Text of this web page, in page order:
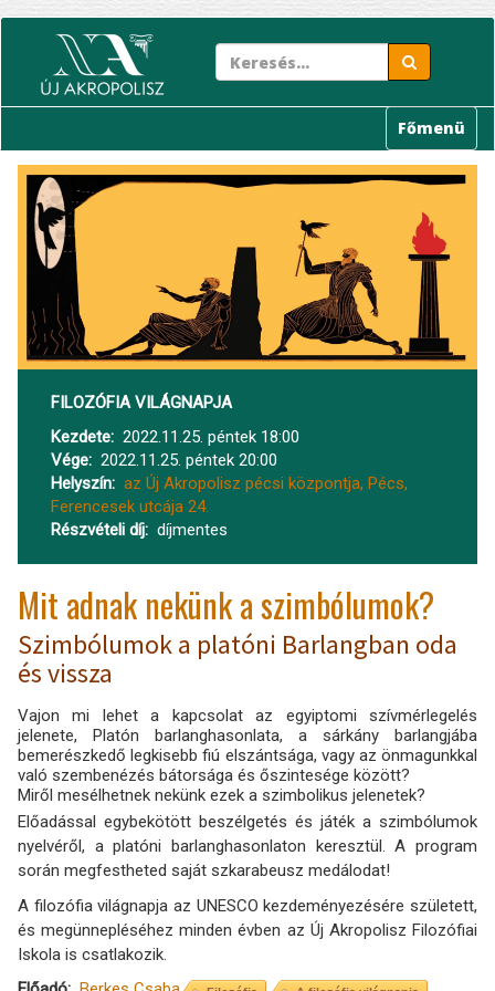
tartalomra
Főmenü
FILOZÓFIA VILÁGNAPJA
Kezdete
2022.11.25. péntek 18:00
Vége
2022.11.25. péntek 20:00
Helyszín
az Új Akropolisz pécsi központja, Pécs,
Ferencesek utcája 24.
Részvételi díj
díjmentes
Mit adnak nekünk a szimbólumok?
Szimbólumok a platóni Barlangban oda
és vissza
Vajon mi lehet a kapcsolat az egyiptomi szívmérlegelés
jelenete, Platón barlanghasonlata, a sárkány barlangjába
bemerészkedő legkisebb fiú elszántsága, vagy az önmagunkkal
való szembenézés bátorsága és őszintesége között?
Miről mesélhetnek nekünk ezek a szimbolikus jelenetek?
Előadással egybekötött beszélgetés és játék a szimbólumok
nyelvéről, a platóni barlanghasonlaton keresztül. A program
során megfestheted saját szkarabeusz medálodat!
A filozófia világnapja az UNESCO kezdeményezésére született,
és megünnepléséhez minden évben az Új Akropolisz Filozófiai
Iskola is csatlakozik.